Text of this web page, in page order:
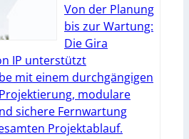
Von der Planung
bis zur Wartung:
Die Gira
IP unterstützt
mit einem durchgängigen
modulare
sichere Fernwartung
Projektablauf.